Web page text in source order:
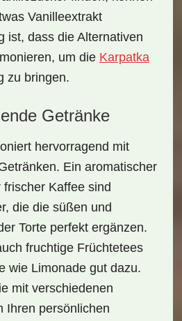
Vanilleextrakt
ist, dass die Alternativen
um die Karpatka
zu bringen.
Getränke
hervorragend mit
Ein aromatischer
frischer Kaffeesind
die die süßen und
Torte perfekt ergänzen.
fruchtige Früchtetees
wie Limonade gut dazu.
mit verschiedenen
Ihren persönlichen